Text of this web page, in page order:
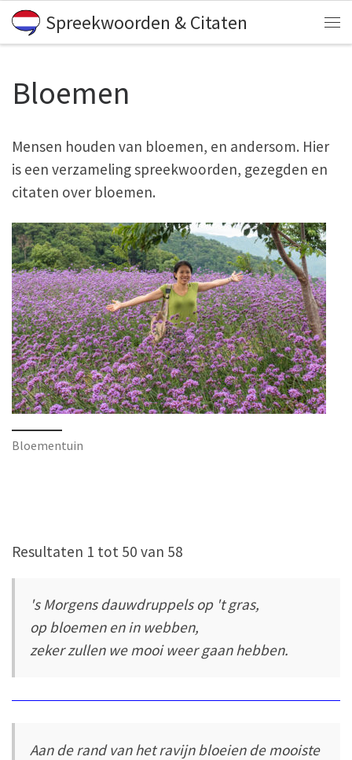
Skip to content
Spreekwoorden & Citaten
Bloemen
Mensen houden van bloemen, en andersom. Hier
is een verzameling spreekwoorden, gezegden en
citaten over bloemen.
Bloementuin
Resultaten 1 tot 50 van 58
's Morgens dauwdruppels op 't gras,
op bloemen en in webben,
zeker zullen we mooi weer gaan hebben.
Aan de rand van het ravijn bloeien de mooiste